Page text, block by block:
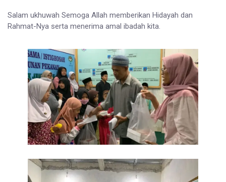
Salam ukhuwah Semoga Allah memberikan Hidayah dan
Rahmat-Nya serta menerima amal ibadah kita.